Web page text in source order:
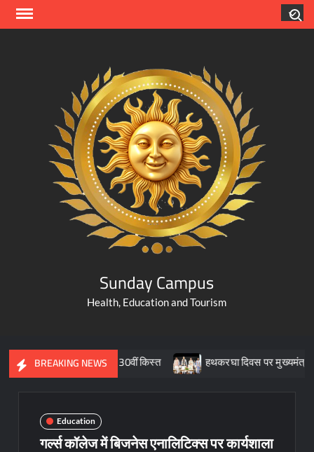
Skip
Sunday Campus
Health, Education and Tourism
BREAKING NEWS
योजना की 30वीं किस्त हथकरघा दिवस पर मुख्यमंत्री ने लॉन्च किया
Education
गर्ल्स कॉलेज में बिजनेस एनालिटिक्स पर कार्यशाला